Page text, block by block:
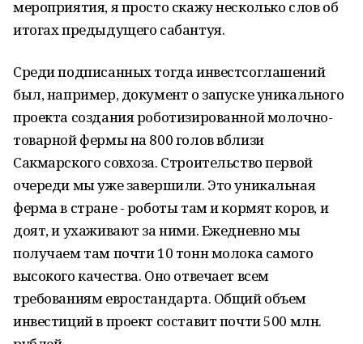
мероприятия, я просто скажу несколько слов об
итогах предыдущего сабантуя.
Среди подписанных тогда инвестсоглашений
был, например, документ о запуске уникального
проекта создания роботизированной молочно-
товарной фермы на 800 голов вблизи
Сакмарского совхоза. Строительство первой
очереди мы уже завершили. Это уникальная
ферма в стране - роботы там и кормят коров, и
доят, и ухаживают за ними. Ежедневно мы
получаем там почти 10 тонн молока самого
высокого качества. Оно отвечает всем
требованиям евростандарта. Общий объем
инвестиций в проект составит почти 500 млн.